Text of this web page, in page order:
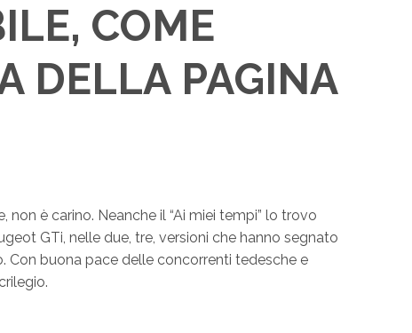
COME
DELLA PAGINA
è carino. Neanche il “Ai miei tempi” lo trovo
GTi, nelle due, tre, versioni che hanno segnato
Con buona pace delle concorrenti tedesche e